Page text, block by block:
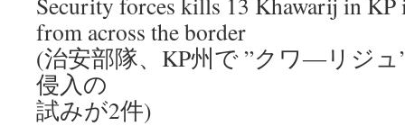
from across the border
(治安部隊、KP州で ”クワ―リジュ
侵入の
試みが2件)